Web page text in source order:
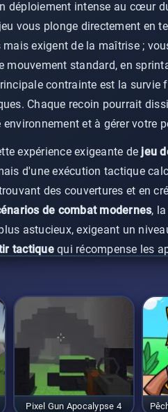
déploiement intense au cœur
vous plonge directement en
exigent de la maîtrise ;
mouvement standard, en
contrainte est la survie
Chaque recoin pourrait
et à gérer votre
expérience exigeante de jeu
d'une exécution tactique
des couvertures et en
de combat modernes,
astucieux, exigeant un
tactiquequi récompense les
Pixel Gun Apocalypse 4